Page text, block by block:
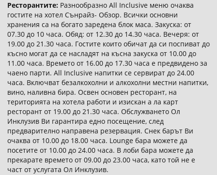
Ресторантите: Разнообразно All Inclusive меню очаква
гостите на хотел Сънрайз- Обзор. Всички основни
хранения са на богато заредена блок маса. Закуска: от
07.30 до 10 часа. Обяд: от 12.30 до 14.30 часа. Вечеря: от
19.00 до 21.30 часа. Гостите които обичат да си поспиват до
късно могат да се насладят на късна закуска от 10.00 до
11.00 часа. Времето от 16.00 до 17.30 часа е предвидено за
чаено парти. All Inclusive напитки се сервират до 24.00
часа. Включват безалкохолни и алкохолни местни напитки,
вино, наливна бира. Освен основен ресторант, на
територията на хотела работи и изискан а ла карт
ресторант от 19.00 до 21.30 часа. Обслужването Ол
Инклузив Ви гарантира едно посещение, след
предварително направена резервация. Снек барът Ви
очаква от 10.00 до 18.00 часа. Lounge бара можете да
посетите от 10.00 до 24.00 часа. В лоби бара можете да
прекарате времето от 09.00 до 23.00 часа, като той не е
част от услугата Ол Инклузив.